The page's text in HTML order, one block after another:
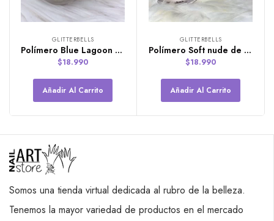
GLITTERBELLS
Polímero Blue Lagoon de Glitterbels
$18.990
Añadir Al Carrito
GLITTERBELLS
Polímero Soft nude de Glitterbels
$18.990
Añadir Al Carrito
Somos una tienda virtual dedicada al rubro de la belleza.
Tenemos la mayor variedad de productos en el mercado